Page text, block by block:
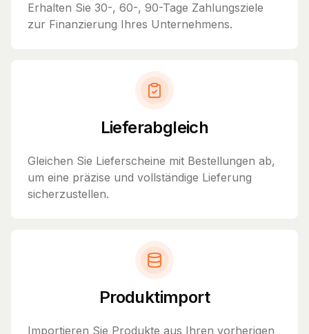
Erhalten Sie 30-, 60-, 90-Tage Zahlungsziele
zur Finanzierung Ihres Unternehmens.
Lieferabgleich
Gleichen Sie Lieferscheine mit Bestellungen ab,
um eine präzise und vollständige Lieferung
sicherzustellen.
Produktimport
Importieren Sie Produkte aus Ihren vorherigen